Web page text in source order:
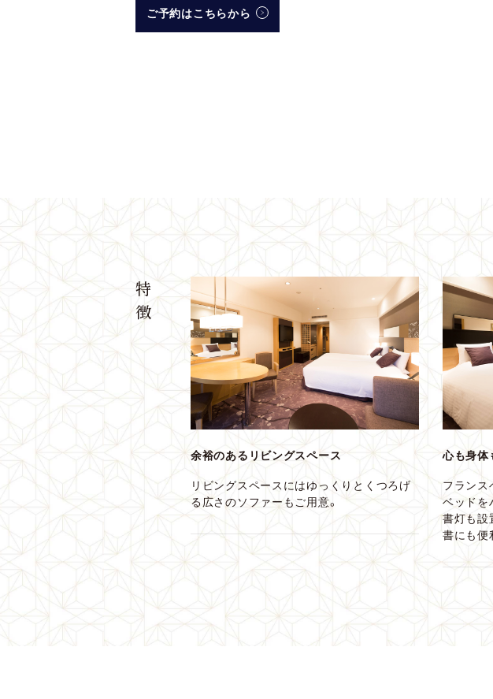
ご予約はこちらから
特
徴
余裕のあるリビングスペース
リビングスペースにはゆっくりとくつろげ
る広さのソファーもご用意。
心も身体
フランス
ベッドを
書灯も設
書にも便